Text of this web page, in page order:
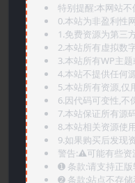
特别提醒:本网站
0.本站为非盈利性
1.免费资源为第三
2.本站所有虚拟数
3.本站所有WP主
4.本站不提供任何
5.本站所有资源,仅
6.因代码可变性,不
7.本站保证所有源
8.本站相关资源使
9.如果购买后发现
警告:⚠️可能有些资
➊️ 条款:请支持正版
➋️ 条款:站点不存储